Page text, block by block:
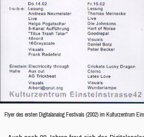
Flyer des ersten Digitalanalog Festivals (2002) im Kulturzentrum